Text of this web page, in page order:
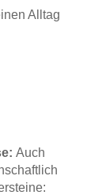
Alltag
Auch